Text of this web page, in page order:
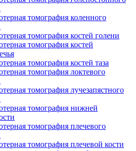
томография коленного
томография костей голени
томография костей
томография костей таза
томография локтевого
томография лучезапястного
томография нижней
томография плечевого
томография плечевой кости